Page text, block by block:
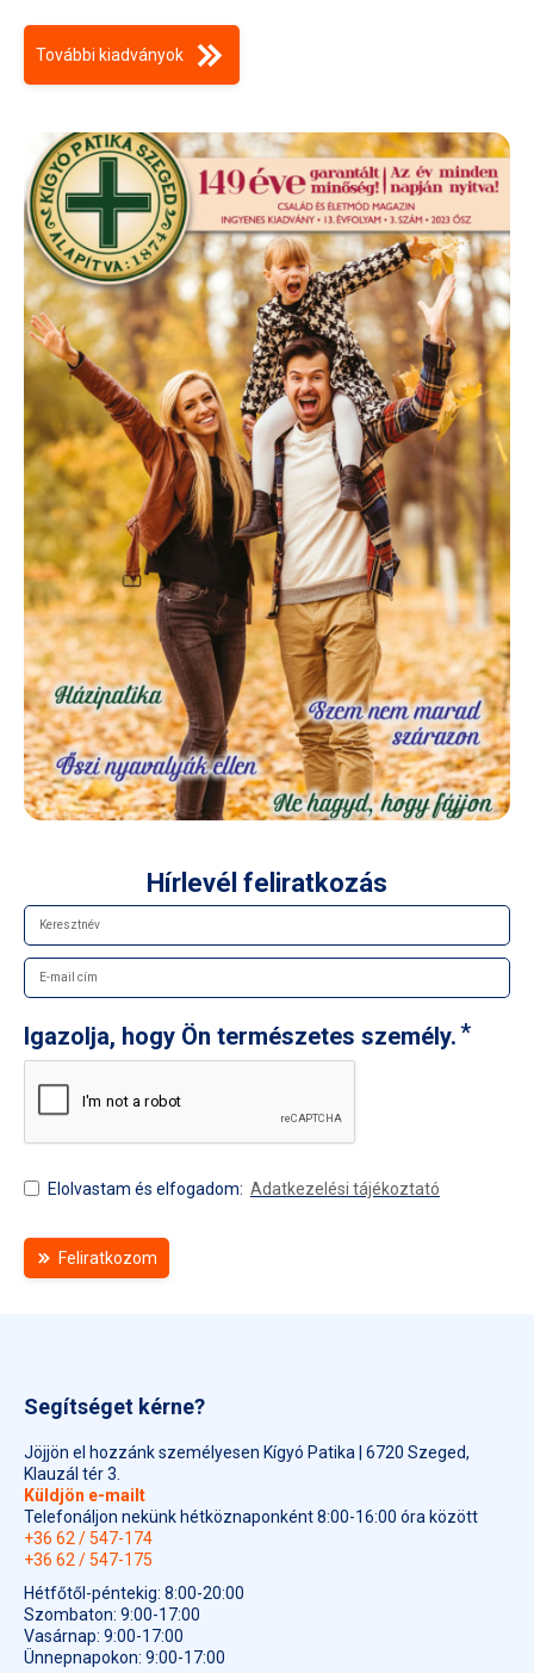
További kiadványok
Hírlevél feliratkozás
Igazolja, hogy Ön természetes személy.
Elolvastam és elfogadom: Adatkezelési tájékoztató
Feliratkozom
Segítséget kérne?
Jöjjön el hozzánk személyesen Kígyó Patika | 6720 Szeged,
Klauzál tér 3.
Küldjön e-mailt
Telefonáljon nekünk hétköznaponként 8:00-16:00 óra között
+36 62 / 547-174
+36 62 / 547-175
Hétfőtől-péntekig: 8:00-20:00
Szombaton: 9:00-17:00
Vasárnap: 9:00-17:00
Ünnepnapokon: 9:00-17:00